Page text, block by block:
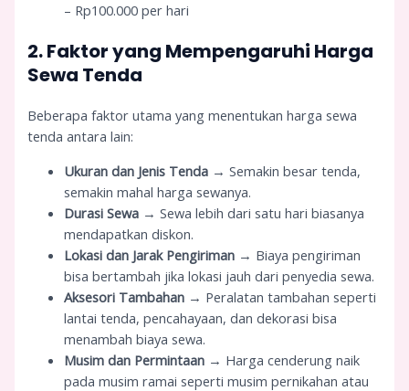
– Rp100.000 per hari
2. Faktor yang Mempengaruhi Harga
Sewa Tenda
Beberapa faktor utama yang menentukan harga sewa
tenda antara lain:
Ukuran dan Jenis Tenda → Semakin besar tenda,
semakin mahal harga sewanya.
Durasi Sewa → Sewa lebih dari satu hari biasanya
mendapatkan diskon.
Lokasi dan Jarak Pengiriman → Biaya pengiriman
bisa bertambah jika lokasi jauh dari penyedia sewa.
Aksesori Tambahan → Peralatan tambahan seperti
lantai tenda, pencahayaan, dan dekorasi bisa
menambah biaya sewa.
Musim dan Permintaan → Harga cenderung naik
pada musim ramai seperti musim pernikahan atau